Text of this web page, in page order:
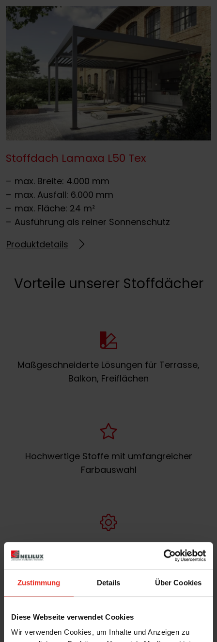
Zustimmung Details Über Cookies
Diese Webseite verwendet Cookies
Wir verwenden Cookies, um Inhalte und Anzeigen zu
Stoffdach Lamaxa L50 Tex
max. Breite: 4.000 mm
max. Ausfall: 6.000 mm
max. Fläche: 24 m²
Ausführung als reiner Sonnenschutz
Produktdetails
Vorteile unserer Stoffdächer
Maßgeschneiderte Lösungen für Terrasse,
Balkon, Freiflächen
Hochwertige Stoffe mit umfangreicher
Farbauswahl
Zusätzlicher Komfort durch moderne
Flexibles, elegantes Design für jede Umgebung